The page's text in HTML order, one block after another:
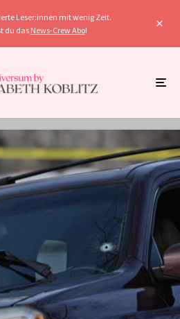
Leser:innen mit wenig Zeit.
du das News-Crew Abo!